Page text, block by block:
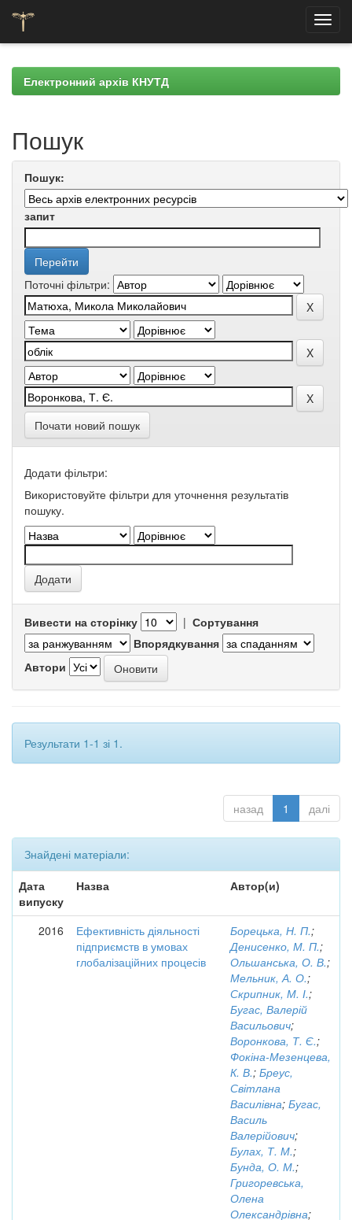
navigationЕлектронний архів КНУТД
Пошук
Пошук:
запит
Поточні фільтри:
Почати новий пошук
Додати фільтри:
Використовуйте фільтри для уточнення результатів
пошуку.
Вивести на сторінку | Сортування
Впорядкування
Автори
Результати 1-1 зі 1.
назад 1 далі
Знайдені матеріали:
Дата
випуску
Назва Автор(и)
2016
Ефективність діяльності
підприємств в умовах
глобалізаційних процесів
Борецька, Н. П.;
Денисенко, М. П.;
Ольшанська, О. В.;
Мельник, А. О.;
Скрипник, М. І.;
Бугас, Валерій
Васильович;
Воронкова, Т. Є.;
Фокіна-Мезенцева,
К. В.; Бреус,
Світлана
Василівна; Бугас,
Василь
Валерійович;
Булах, Т. М.;
Бунда, О. М.;
Григоревська,
Олена
Олександрівна;